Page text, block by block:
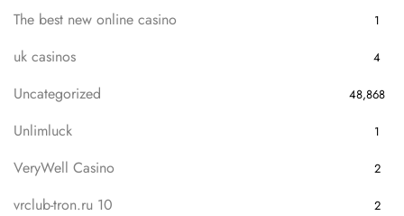
The best new online casino 1
uk casinos 4
Uncategorized 48,868
Unlimluck 1
VeryWell Casino 2
vrclub-tron.ru 10 2